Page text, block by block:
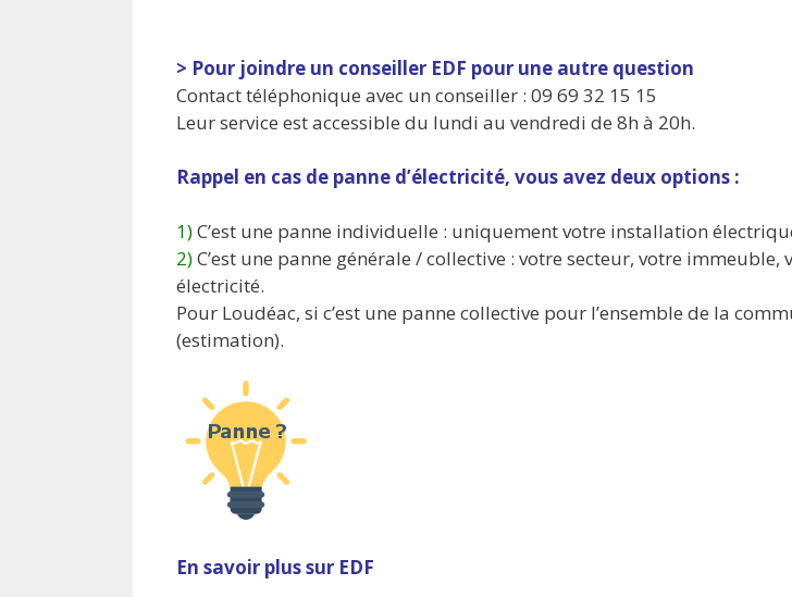
> Pour joindre un conseiller EDF pour une autre question
Contact téléphonique avec un conseiller : 09 69 32 15 15
Leur service est accessible du lundi au vendredi de 8h à 20h.
Rappel en cas de panne d’électricité, vous avez deux options :
1)C’est une panne individuelle : uniquement votre installation
2)C’est une panne générale / collective : votre secteur, votre
électricité.
Pour Loudéac, si c’est une panne collective pour l’ensemble de la
(estimation).
En savoir plus sur EDF